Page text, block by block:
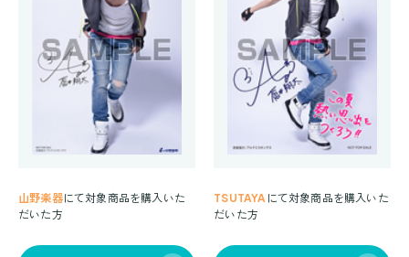
山野楽器にて対象商品を購入いた
だいた方
TSUTAYA にて対象商品を購入いた
だいた方